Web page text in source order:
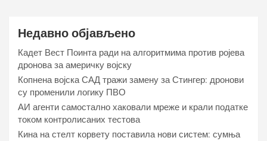
Недавно објављено
Кадет Вест Поинта ради на алгоритмима против ројева
дронова за америчку војску
Копнена војска САД тражи замену за Стингер: дронови
су променили логику ПВО
АИ агенти самостално хаковали мреже и крали податке
током контролисаних тестова
Кина на стелт корвету поставила нови систем: сумња